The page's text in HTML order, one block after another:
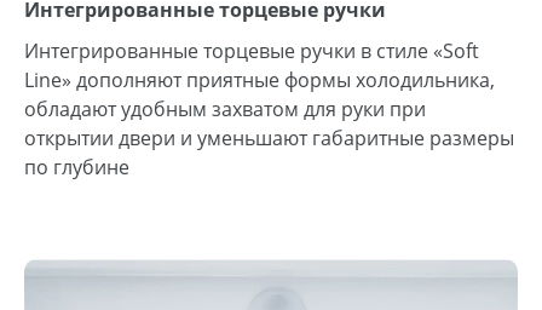
Интегрированные торцевые ручки
Интегрированные торцевые ручки в стиле «Soft
Line» дополняют приятные формы холодильника,
обладают удобным захватом для руки при
открытии двери и уменьшают габаритные размеры
по глубине